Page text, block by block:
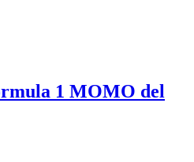
1 MOMO del